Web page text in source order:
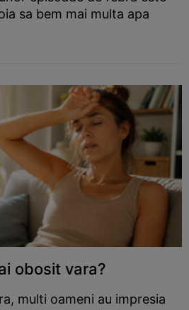
sa bem mai multa apa
obosit vara?
multi oameni au impresia